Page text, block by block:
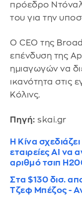
πρόεδρο
του για την
Ο CEO της
επένδυση της
ημιαγωγών να
ικανότητα στις
Κόλινς.
Πηγή: skai.gr
Η Κίνα
εταιρείες AI να
αριθμό τσιπ
Στα $130 δισ.
Τζεφ Μπέζος -